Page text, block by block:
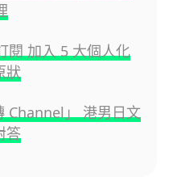
閱 加入 5 大個人化
狀
Channel」 港男日文
答